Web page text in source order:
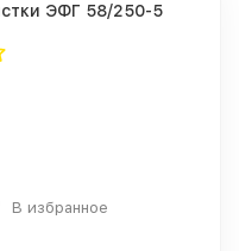
ЭФГ 58/250-5
В избранное